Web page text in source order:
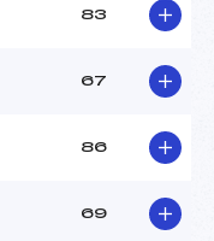
83
67
86
69